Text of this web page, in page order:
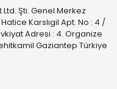
Şti. Genel Merkez
Karslıgil Apt. No : 4 /
Adresi : 4. Organize
Gaziantep Türkiye